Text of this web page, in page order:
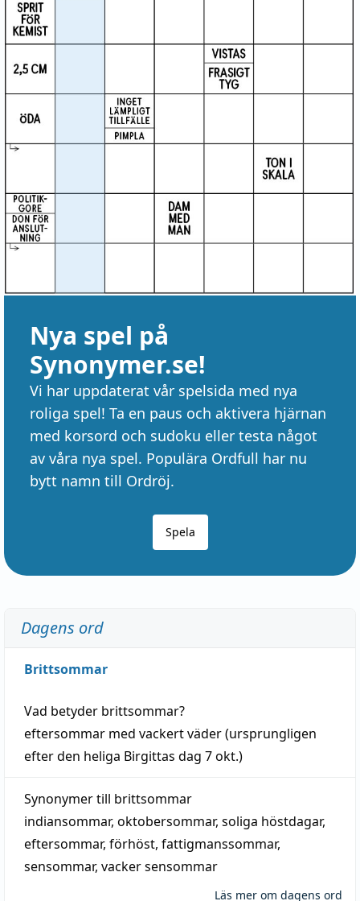
Nya spel på
Synonymer.se!
Vi har uppdaterat vår spelsida med nya
roliga spel! Ta en paus och aktivera hjärnan
med korsord och sudoku eller testa något
av våra nya spel. Populära Ordfull har nu
bytt namn till Ordröj.
Spela
Dagens ord
Brittsommar
Vad betyder brittsommar?
eftersommar med vackertväder(ursprungligen
efter den heliga Birgittas dag 7 okt.)
Synonymer till brittsommar
indiansommar, oktobersommar, soliga höstdagar,
eftersommar, förhöst, fattigmanssommar,
sensommar, vacker sensommar
Läs mer om dagens ord